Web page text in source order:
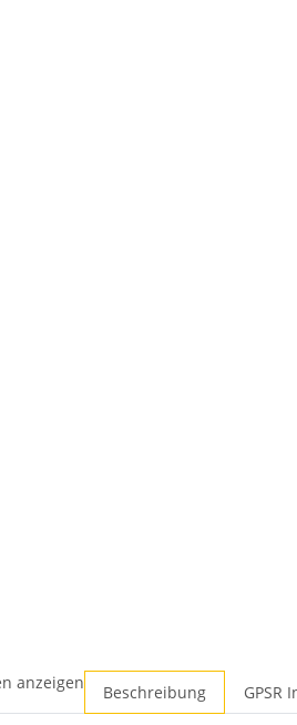
anzeigen Beschreibung GPSR